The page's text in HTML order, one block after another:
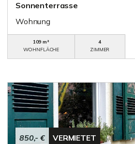
Sonnenterrasse
Wohnung
109 m²
WOHNFLÄCHE
4
ZIMMER
850,- € VERMIETET